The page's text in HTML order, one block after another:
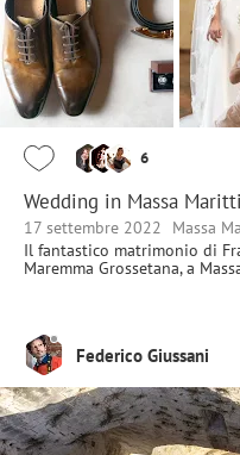
6
Wedding in Massa
17 settembre 2022
Massa
Il fantastico matrimonio di
Maremma Grossetana, a
Federico Giussani